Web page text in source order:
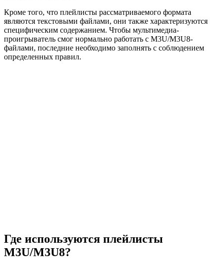
Кроме того, что плейлисты рассматриваемого формата
являются текстовыми файлами, они также характеризуются
специфическим содержанием. Чтобы мультимедиа-
проигрыватель смог нормально работать с M3U/M3U8-
файлами, последние необходимо заполнять с соблюдением
определенных правил.
Где используются плейлисты
M3U/M3U8?